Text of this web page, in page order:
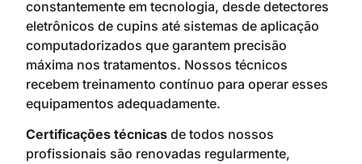
constantemente em tecnologia, desde detectores
eletrônicos de cupins até sistemas de aplicação
computadorizados que garantem precisão
máxima nos tratamentos. Nossos técnicos
recebem treinamento contínuo para operar esses
equipamentos adequadamente.
Certificações técnicas de todos nossos
profissionais são renovadas regularmente,